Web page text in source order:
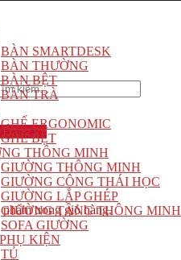
Đăng ký
phẩm trong giỏ hàng.
BÀN SMARTDESK
BÀN THƯỜNG
BÀN BỆT
BÀN TRÀ
GHẾ ERGONOMIC
GHẾ BỆT
THÔNG MINH
GIƯỜNG THÔNG MINH
GIƯỜNG CÔNG THÁI HỌC
GIƯỜNG LẮP GHÉP
GIƯỜNG TẦNG THÔNG MINH
SOFA GIƯỜNG
KIỆN
TỦ